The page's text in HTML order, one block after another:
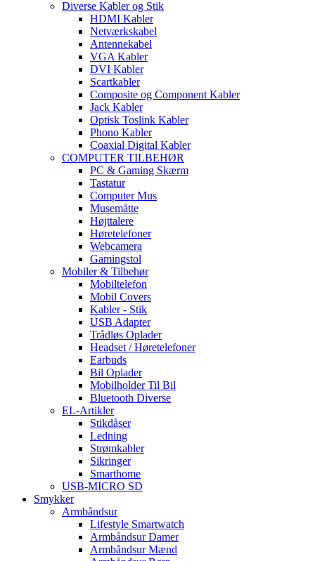
Diverse Kabler og Stik
HDMI Kabler
Netværkskabel
Antennekabel
VGA Kabler
DVI Kabler
Scartkabler
Composite og Component Kabler
Jack Kabler
Optisk Toslink Kabler
Phono Kabler
Coaxial Digital Kabler
COMPUTER TILBEHØR
PC & Gaming Skærm
Tastatur
Computer Mus
Musemåtte
Højttalere
Høretelefoner
Webcamera
Gamingstol
Mobiler & Tilbehør
Mobiltelefon
Mobil Covers
Kabler - Stik
USB Adapter
Trådløs Oplader
Headset / Høretelefoner
Earbuds
Bil Oplader
Mobilholder Til Bil
Bluetooth Diverse
EL-Artikler
Stikdåser
Ledning
Strømkabler
Sikringer
Smarthome
USB-MICRO SD
Smykker
Armbåndsur
Lifestyle Smartwatch
Armbåndsur Damer
Armbåndsur Mænd